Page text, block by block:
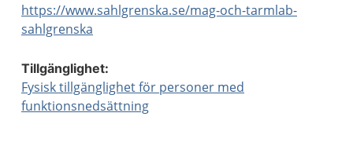
https://www.sahlgrenska.se/mag-och-tarmlab-
sahlgrenska
Tillgänglighet:
Fysisk tillgänglighet för personer med
funktionsnedsättning